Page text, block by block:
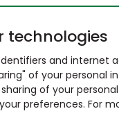
technologies
and internet
of your
of your
preferences. For